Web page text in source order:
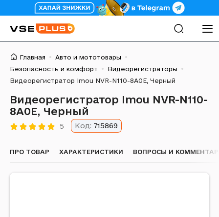
Главная
Авто и мототовары
Безопасность и комфорт
Видеорегистраторы
Видеорегистратор Imou NVR-N110-8A0E, Черный
Видеорегистратор Imou NVR-N110-
8A0E, Черный
5 Код: 715869
ПРО ТОВАР ХАРАКТЕРИСТИКИ ВОПРОСЫ И